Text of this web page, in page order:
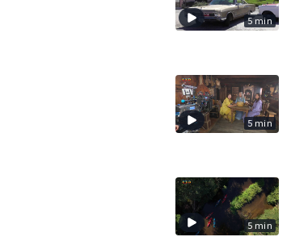
5 min
5 min
5 min